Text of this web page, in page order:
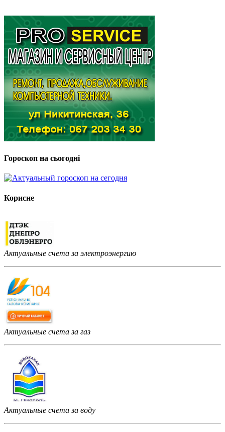
Гороскоп на сьогодні
Корисне
Актуальные счета за электроэнергию
Актуальные счета за газ
Актуальные счета за воду